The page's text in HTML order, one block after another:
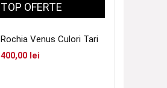
TOP OFERTE
Rochia Venus Culori Tari
400,00 lei